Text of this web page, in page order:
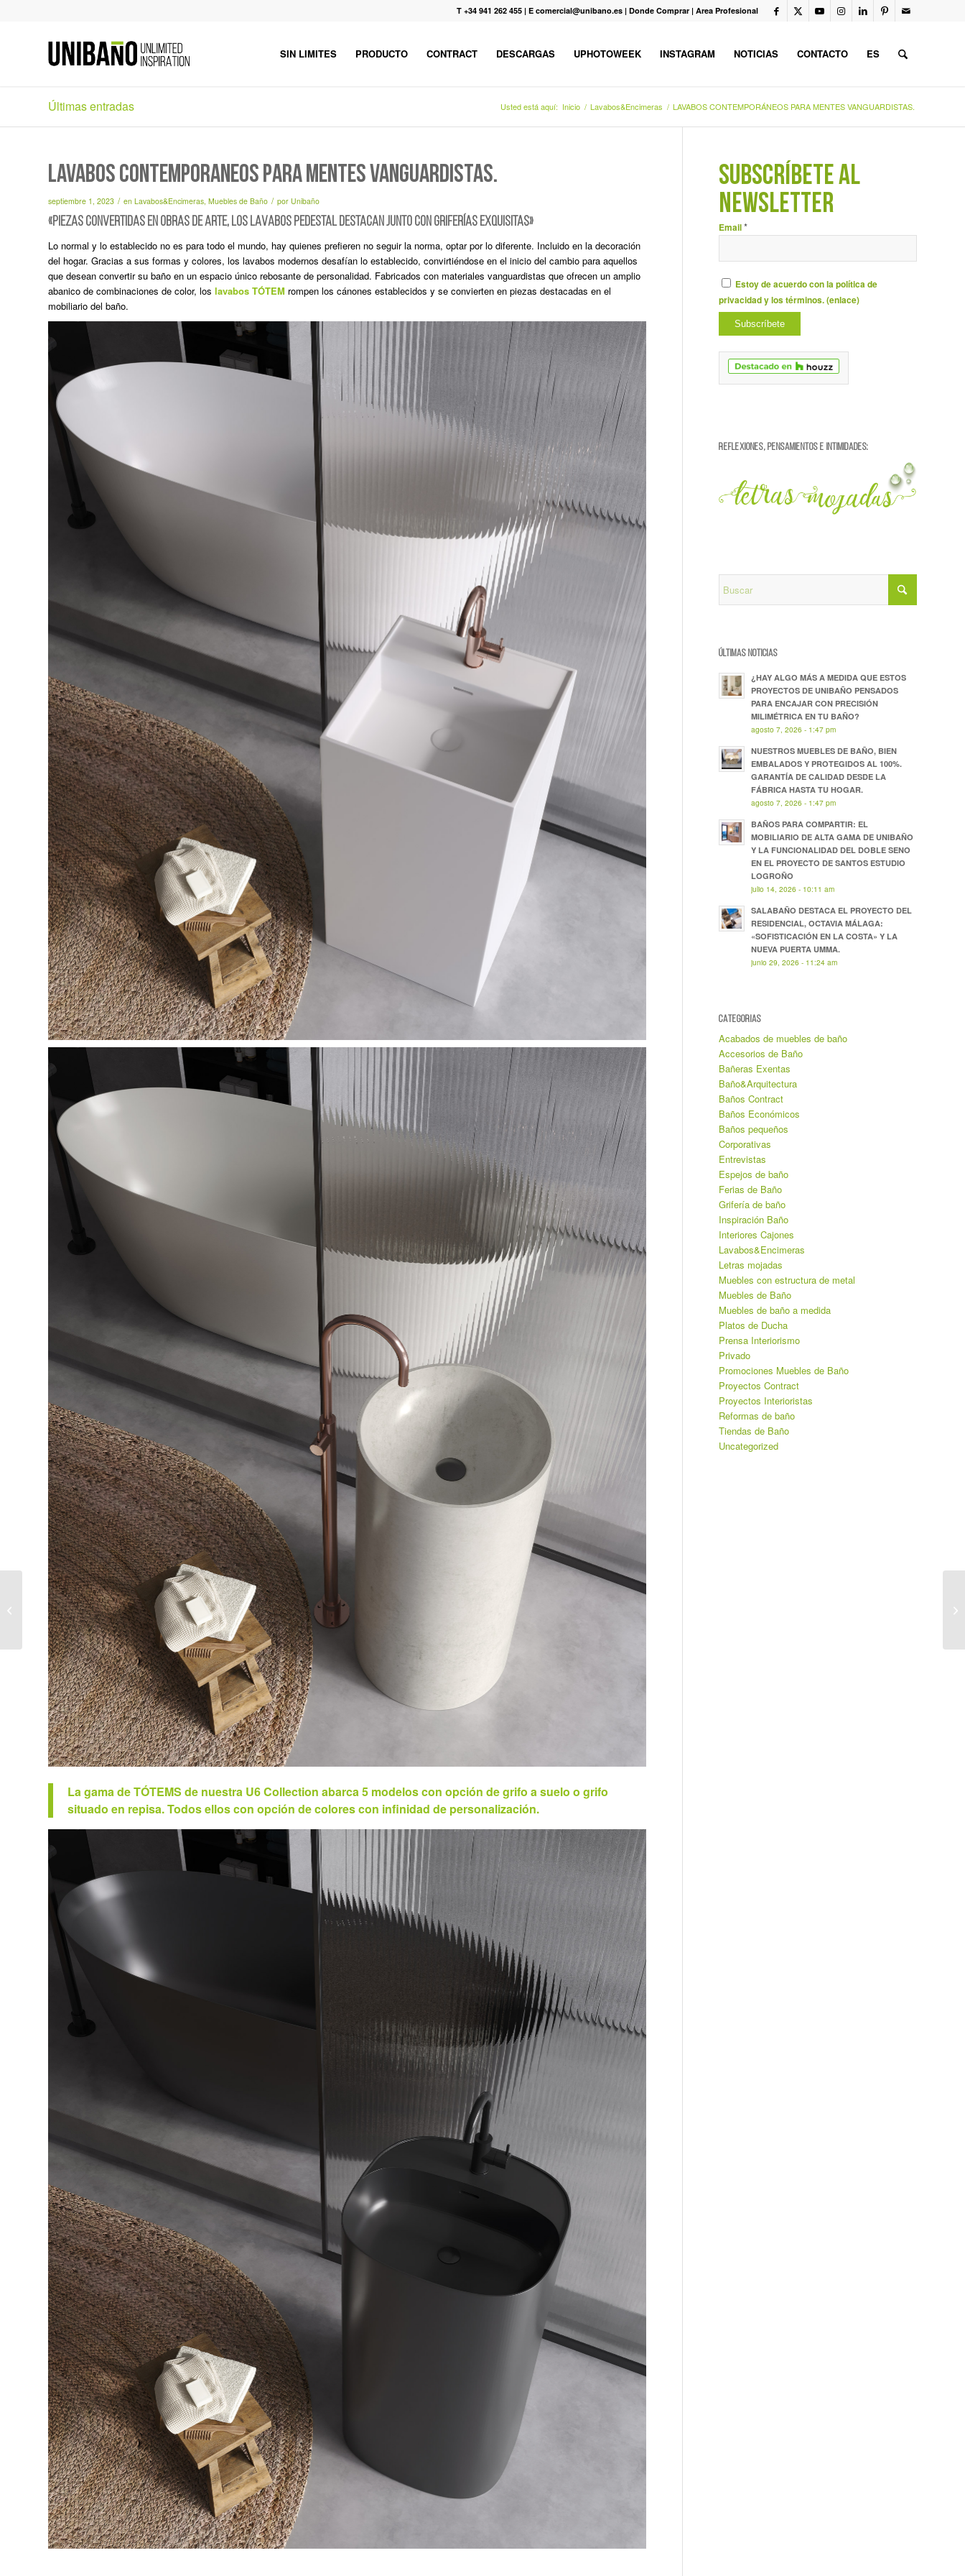
T +34 941 262 455 | E comercial@unibano.es | Donde Comprar | Area Profesional
SIN LIMITES PRODUCTO CONTRACT DESCARGAS UPHOTOWEEK INSTAGRAM NOTICIAS CONTACTO ES
Últimas entradas Usted está aquí: Inicio / Lavabos&Encimeras / LAVABOS CONTEMPORÁNEOS PARA MENTES VANGUARDISTAS.
LAVABOS CONTEMPORÁNEOS PARA MENTES VANGUARDISTAS.
septiembre 1, 2023 / en Lavabos&Encimeras, Muebles de Baño / por Unibaño
«Piezas convertidas en obras de arte, los lavabos pedestal destacan junto con griferías exquisitas»
Lo normal y lo establecido no es para todo el mundo, hay quienes prefieren no seguir la norma, optar por lo diferente. Incluido en la decoración
del hogar. Gracias a sus formas y colores, los lavabos modernos desafían lo establecido, convirtiéndose en el inicio del cambio para aquellos
que desean convertir su baño en un espacio único rebosante de personalidad. Fabricados con materiales vanguardistas que ofrecen un amplio
abanico de combinaciones de color, los lavabos TÓTEM rompen los cánones establecidos y se convierten en piezas destacadas en el
mobiliario del baño.
La gama de TÓTEMS de nuestra U6 Collection abarca 5 modelos con opción de grifo a suelo o grifo
situado en repisa. Todos ellos con opción de colores con infinidad de personalización.
SUBSCRÍBETE AL
NEWSLETTER
Email*
Estoy de acuerdo con la política de
privacidad y los términos. (enlace)
REFLEXIONES, PENSAMIENTOS E INTIMIDADES:
ÚLTIMAS NOTICIAS
¿HAY ALGO MÁS A MEDIDA QUE ESTOS
PROYECTOS DE UNIBAÑO PENSADOS
PARA ENCAJAR CON PRECISIÓN
MILIMÉTRICA EN TU BAÑO?
agosto 7, 2026 - 1:47 pm
NUESTROS MUEBLES DE BAÑO, BIEN
EMBALADOS Y PROTEGIDOS AL 100%.
GARANTÍA DE CALIDAD DESDE LA
FÁBRICA HASTA TU HOGAR.
agosto 7, 2026 - 1:47 pm
BAÑOS PARA COMPARTIR: EL
MOBILIARIO DE ALTA GAMA DE UNIBAÑO
Y LA FUNCIONALIDAD DEL DOBLE SENO
EN EL PROYECTO DE SANTOS ESTUDIO
LOGROÑO
julio 14, 2026 - 10:11 am
SALABAÑO DESTACA EL PROYECTO DEL
RESIDENCIAL, OCTAVIA MÁLAGA:
«SOFISTICACIÓN EN LA COSTA» Y LA
NUEVA PUERTA UMMA.
junio 29, 2026 - 11:24 am
CATEGORIAS
Acabados de muebles de baño
Accesorios de Baño
Bañeras Exentas
Baño&Arquitectura
Baños Contract
Baños Económicos
Baños pequeños
Corporativas
Entrevistas
Espejos de baño
Ferias de Baño
Grifería de baño
Inspiración Baño
Interiores Cajones
Lavabos&Encimeras
Letras mojadas
Muebles con estructura de metal
Muebles de Baño
Muebles de baño a medida
Platos de Ducha
Prensa Interiorismo
Privado
Promociones Muebles de Baño
Proyectos Contract
Proyectos Interioristas
Reformas de baño
Tiendas de Baño
Uncategorized
LAVABOS SOBRE
ENCIMERA, ELIGE EL
TUYO